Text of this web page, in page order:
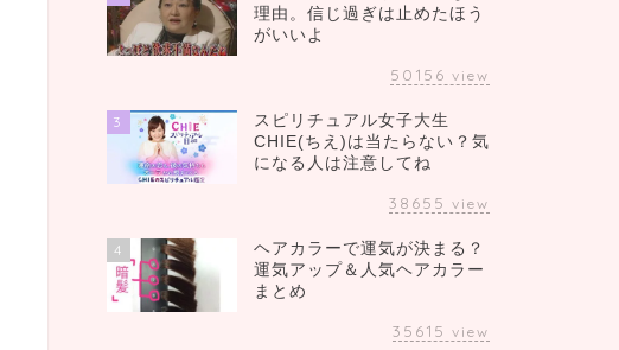
理由。信じ過ぎは止めたほう
がいいよ
50156 view
3
スピリチュアル女子大生
CHIE(ちえ)は当たらない？気
になる人は注意してね
38655 view
4
ヘアカラーで運気が決まる？
運気アップ＆人気ヘアカラー
まとめ
35615 view